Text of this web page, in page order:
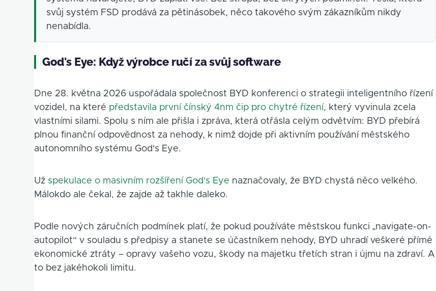
svůj systém FSD prodává za pětinásobek, něco takového svým zákazníkům nikdy
nenabídla.
God's Eye: Když výrobce ručí za svůj software
Dne 28. května 2026 uspořádala společnost BYD konferenci o strategii inteligentního řízení
vozidel, na které představila první čínský 4nm čip pro chytré řízení, který vyvinula zcela
vlastními silami. Spolu s ním ale přišla i zpráva, která otřásla celým odvětvím: BYD přebírá
plnou finanční odpovědnost za nehody, k nimž dojde při aktivním používání městského
autonomního systému God's Eye.
Už spekulace o masivním rozšíření God's Eye naznačovaly, že BYD chystá něco velkého.
Málokdo ale čekal, že zajde až takhle daleko.
Podle nových záručních podmínek platí, že pokud používáte městskou funkci „navigate-on-
autopilot“ v souladu s předpisy a stanete se účastníkem nehody, BYD uhradí veškeré přímé
ekonomické ztráty – opravy vašeho vozu, škody na majetku třetích stran i újmu na zdraví. A
to bez jakéhokoli limitu.